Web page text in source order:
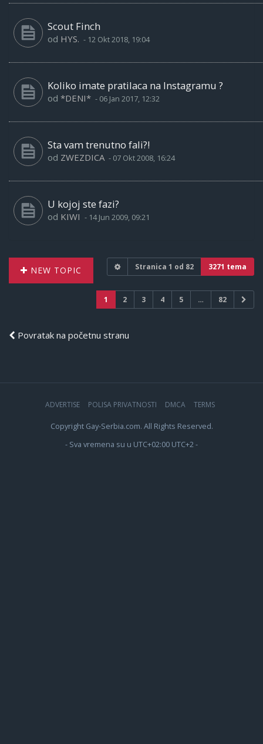
Scout Finch
od HYS. - 12 Okt 2018, 19:04
Koliko imate pratilaca na Instagramu ?
od *DENI* - 06 Jan 2017, 12:32
Sta vam trenutno fali?!
od ZWEZDICA - 07 Okt 2008, 16:24
U kojoj ste fazi?
od KIWI - 14 Jun 2009, 09:21
NEW TOPIC Stranica 1 od 82 3271 tema
1 2 3 4 5 … 82
Povratak na početnu stranu
ADVERTISE POLISA PRIVATNOSTI DMCA TERMS
Copyright Gay-Serbia.com. All Rights Reserved.
- Sva vremena su u UTC+02:00 UTC+2 -